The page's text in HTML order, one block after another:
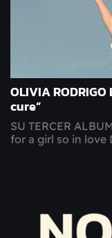
OLIVIA
cure”
SU TERCER
for a girl so in love